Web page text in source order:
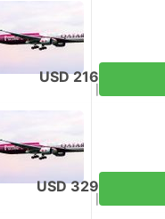
USD 216
USD 329